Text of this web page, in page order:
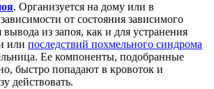
. Организуется на дому или в
от состояния зависимого
вывода из запоя, как и для устранения
или последствий похмельного синдрома
Ее компоненты, подобранные
быстро попадают в кровоток и
действовать.